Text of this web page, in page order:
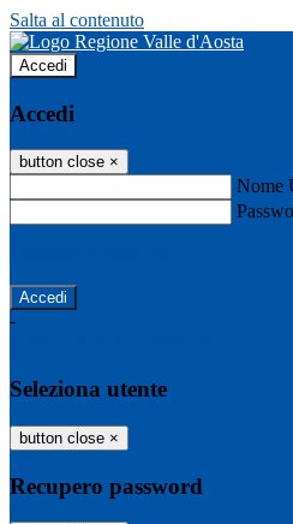
Salta al contenuto
Accedi
Accedi
button close ×
Nome
-
Seleziona utente
button close ×
Recupero password